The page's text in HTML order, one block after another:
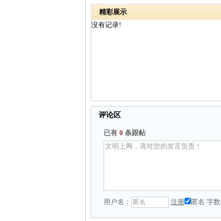
精彩展示
没有记录!
评论区
已有 0 条跟帖
用户名： 注册 匿名 字